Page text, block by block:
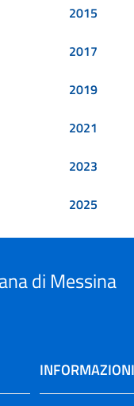
2015
2017
2019
2021
2023
2025
di Messina